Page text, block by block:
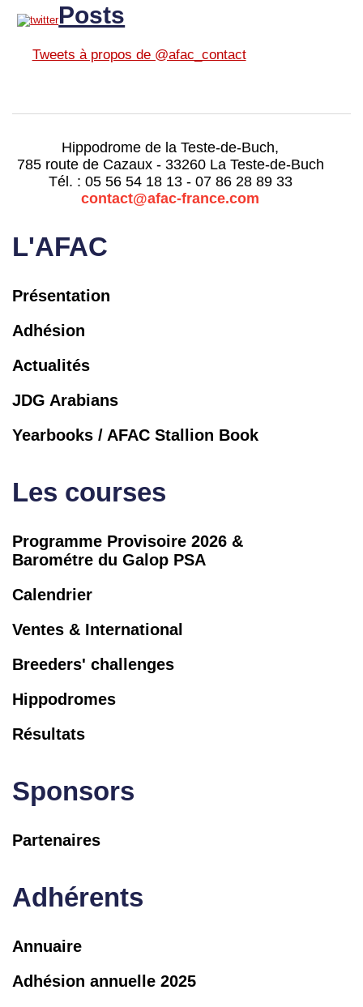
Posts
Tweets à propos de @afac_contact
L'AFAC
Présentation
Adhésion
Actualités
JDG Arabians
Yearbooks / AFAC Stallion Book
Les courses
Programme Provisoire 2026 &
Barométre du Galop PSA
Calendrier
Ventes & International
Breeders' challenges
Hippodromes
Résultats
Sponsors
Partenaires
Adhérents
Annuaire
Adhésion annuelle 2025
Hippodrome de la Teste-de-Buch,
785 route de Cazaux - 33260 La Teste-de-Buch
Tél. : 05 56 54 18 13 - 07 86 28 89 33
contact@afac-france.com